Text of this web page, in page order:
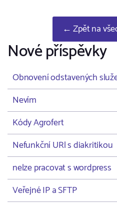
← Zpět na
Nové příspěvky
Obnovení odstavených
Nevím
Kódy Agrofert
Nefunkční URl s diakritikou
nelze pracovat s wordpress
Veřejné IP a SFTP